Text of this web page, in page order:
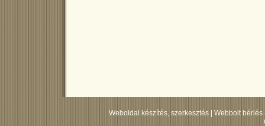
Weboldal készítés, szerkesztés
Webbolt bérlés